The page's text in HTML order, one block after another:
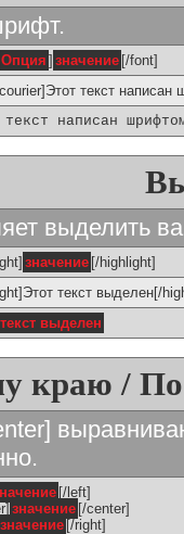
Опция ] значение [/font]
текст
текст написан
выделить
значение [/highlight]
текст выделен[/
выделен
краю /
[/left]
значение [/center]
значение [/right]